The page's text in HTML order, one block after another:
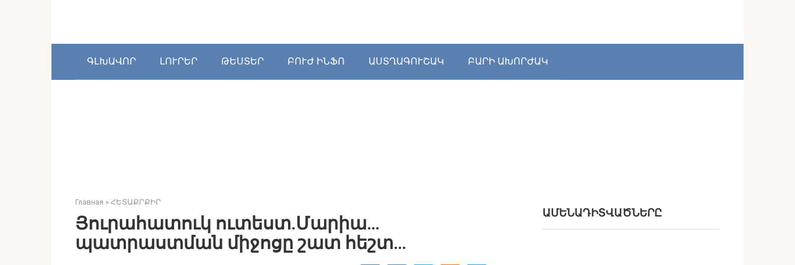
ԳԼԽԱՎՈՐ ԼՈՒՐԵՐ ԹԵՍՏԵՐ ԲՈՒԺ ԻՆՖՈ ԱՍՏՂԱԳՈՒՇԱԿ ԲԱՐԻ ԱԽՈՐԺԱԿ
Главная » ՀԵՏԱՔՐՔԻՐ
Յուրահատուկ ուտեստ.Մարիա…
պատրաստման միջոցը շատ հեշտ…
ԱՄԵՆԱԴԻՏՎԱԾՆԵՐԸ